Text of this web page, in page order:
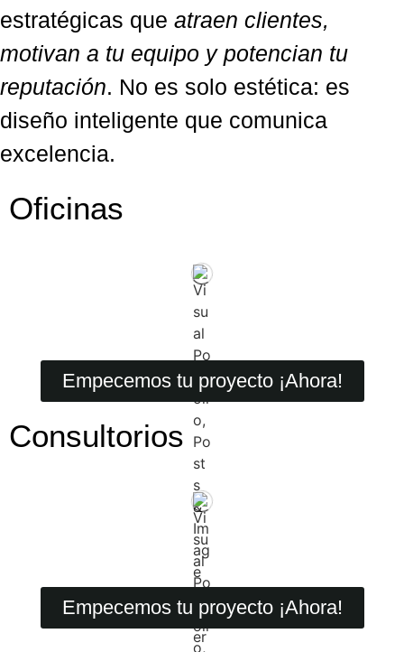
estratégicas que atraen clientes,
motivan a tu equipo y potencian tu
reputación. No es solo estética: es
diseño inteligente que comunica
excelencia.
Oficinas
Empecemos tu proyecto ¡Ahora!
Consultorios
Empecemos tu proyecto ¡Ahora!